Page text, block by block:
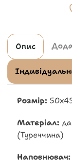
Опис
Розмір:
Матеріал:
(Туреччина)
Наповнювач: